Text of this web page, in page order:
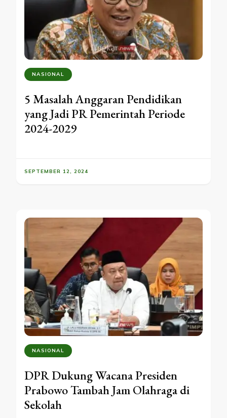
NASIONAL
5 Masalah Anggaran Pendidikan
yang Jadi PR Pemerintah Periode
2024-2029
SEPTEMBER 12, 2024
NASIONAL
DPR Dukung Wacana Presiden
Prabowo Tambah Jam Olahraga di
Sekolah